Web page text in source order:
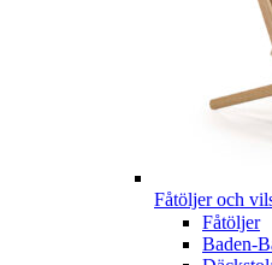
Fåtöljer och
Fåtöljer
Baden-